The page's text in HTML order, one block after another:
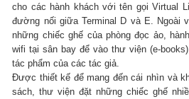
cho các hành khách với tên gọi Virtual
đường nối giữa Terminal D và E. Ngoài
những chiếc ghế của phòng đọc ảo,
wifi tại sân bay để vào thư viện (e-
tác phẩm của các tác giả.
Được thiết kế để mang đến cái nhìn và
sách, thư viện đặt những chiếc ghế